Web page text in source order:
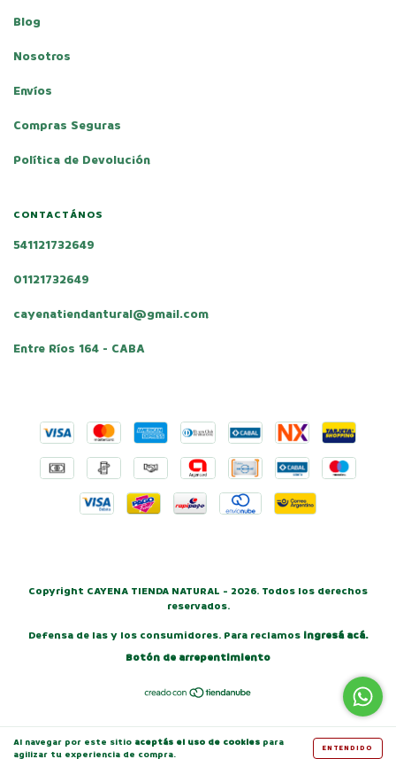
Al navegar por este sitio aceptás el uso de cookies para
agilizar tu experiencia de compra.
ENTENDIDO
Blog
Nosotros
Envíos
Compras Seguras
Política de Devolución
CONTACTÁNOS
541121732649
01121732649
cayenatiendantural@gmail.com
Entre Ríos 164 - CABA
Copyright CAYENA TIENDA NATURAL - 2026. Todos los derechos
reservados.
Defensa de las y los consumidores. Para reclamos ingresá acá.
Botón de arrepentimiento